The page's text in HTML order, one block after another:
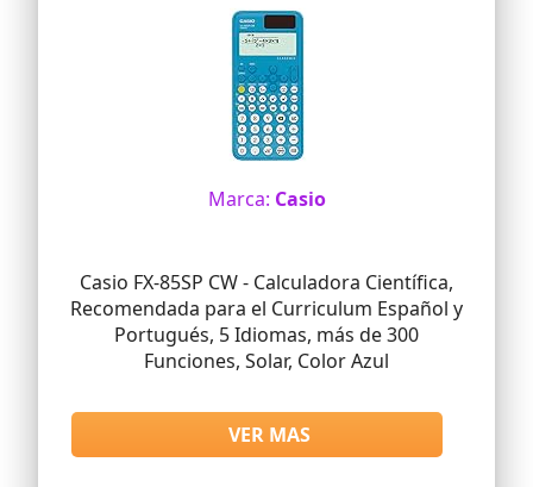
Marca: Casio
Casio FX-85SP CW - Calculadora Científica,
Recomendada para el Curriculum Español y
Portugués, 5 Idiomas, más de 300
Funciones, Solar, Color Azul
VER MAS